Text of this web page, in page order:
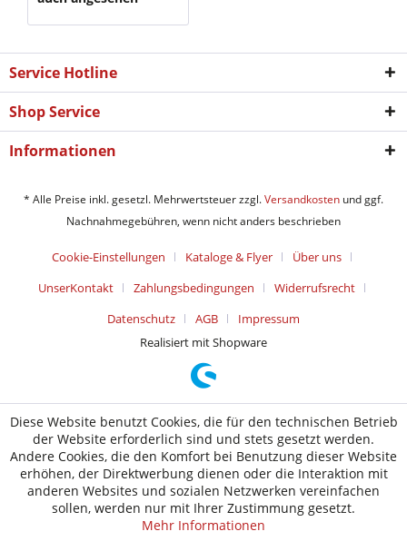
Service Hotline
Shop Service
Informationen
* Alle Preise inkl. gesetzl. Mehrwertsteuer zzgl.Versandkosten und ggf.
Nachnahmegebühren, wenn nicht anders beschrieben
Cookie-Einstellungen Kataloge & Flyer
Über uns
UnserKontakt
Zahlungsbedingungen
Widerrufsrecht
Datenschutz
AGB
Impressum
Realisiert mit Shopware
Diese Website benutzt Cookies, die für den technischen Betrieb
der Website erforderlich sind und stets gesetzt werden.
Andere Cookies, die den Komfort bei Benutzung dieser Website
erhöhen, der Direktwerbung dienen oder die Interaktion mit
anderen Websites und sozialen Netzwerken vereinfachen
sollen, werden nur mit Ihrer Zustimmung gesetzt.
Mehr Informationen